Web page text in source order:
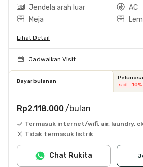
Jendela arah luar
AC
Meja
Lihat Detail
Jadwalkan Visit
Bayar bulanan
s.d. -10%
Rp2.118.000 /bulan
Termasuk internet/wifi, air, laundry,
Tidak termasuk listrik
Chat Rukita